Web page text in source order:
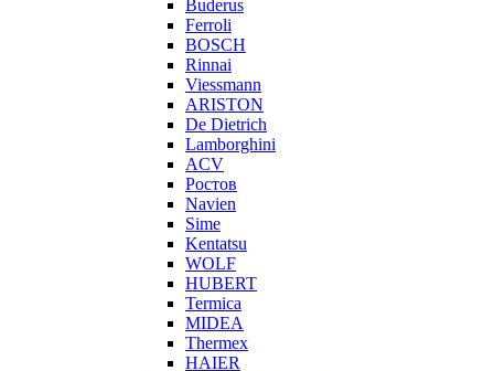
Buderus
Ferroli
BOSCH
Rinnai
Viessmann
ARISTON
De Dietrich
Lamborghini
ACV
Ростов
Navien
Sime
Kentatsu
WOLF
HUBERT
Termica
MIDEA
Thermex
HAIER